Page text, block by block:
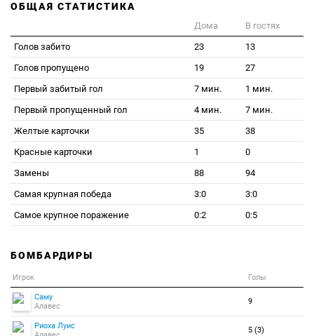
ОБЩАЯ СТАТИСТИКА
Дома
В гостях
Голов забито
23
13
Голов пропущено
19
27
Первый забитый гол
7 мин.
1 мин.
Первый пропущенный гол
4 мин.
7 мин.
Желтые карточки
35
38
Красные карточки
1
0
Замены
88
94
Самая крупная победа
3:0
3:0
Самое крупное поражение
0:2 0:5
БОМБАРДИРЫ
Игрок Голы
Саму
Алавес
9
Риоха Луис
5 (3)